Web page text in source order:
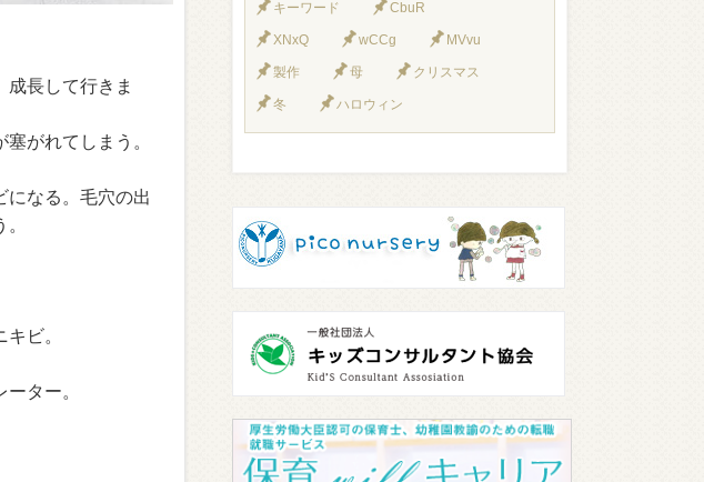
長して行きま
がれてしまう。
になる。毛穴の出
ビ。
ター。
キーワード CbuR
XNxQ wCCg MVvu
製作 母 クリスマス
冬 ハロウィン